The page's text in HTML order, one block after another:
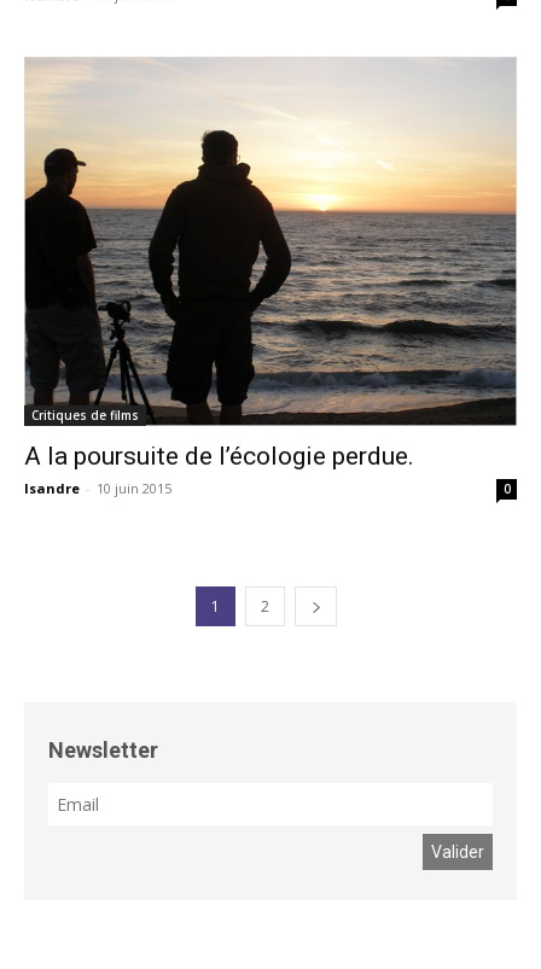
Critiques de films
A la poursuite de l’écologie perdue.
Isandre - 10 juin 2015 0
1 2
Newsletter